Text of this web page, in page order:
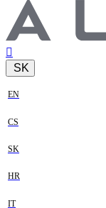
SK
EN
CS
SK
HR
IT